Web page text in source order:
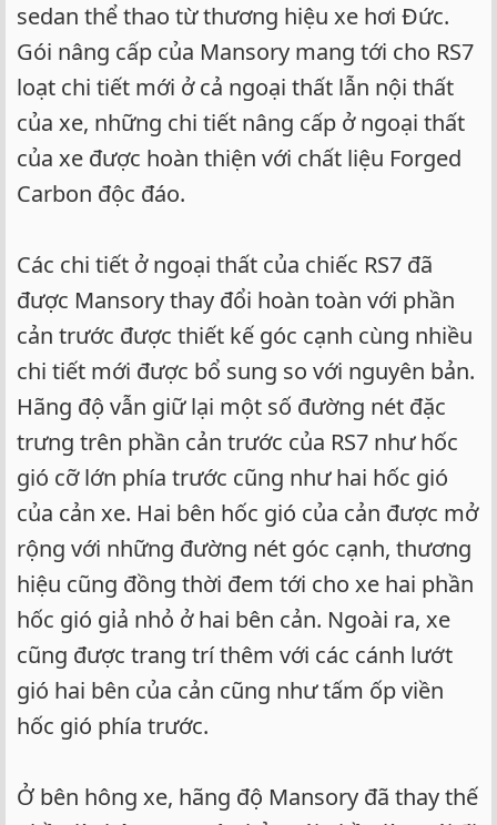
sedan thể thao từ thương hiệu xe hơi Đức.
Gói nâng cấp của Mansory mang tới cho RS7
loạt chi tiết mới ở cả ngoại thất lẫn nội thất
của xe, những chi tiết nâng cấp ở ngoại thất
của xe được hoàn thiện với chất liệu Forged
Carbon độc đáo.
Các chi tiết ở ngoại thất của chiếc RS7 đã
được Mansory thay đổi hoàn toàn với phần
cản trước được thiết kế góc cạnh cùng nhiều
chi tiết mới được bổ sung so với nguyên bản.
Hãng độ vẫn giữ lại một số đường nét đặc
trưng trên phần cản trước của RS7 như hốc
gió cỡ lớn phía trước cũng như hai hốc gió
của cản xe. Hai bên hốc gió của cản được mở
rộng với những đường nét góc cạnh, thương
hiệu cũng đồng thời đem tới cho xe hai phần
hốc gió giả nhỏ ở hai bên cản. Ngoài ra, xe
cũng được trang trí thêm với các cánh lướt
gió hai bên của cản cũng như tấm ốp viền
hốc gió phía trước.
Ở bên hông xe, hãng độ Mansory đã thay thế